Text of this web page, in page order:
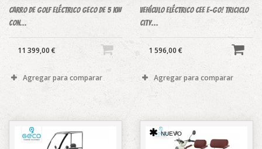
Carro de golf eléctrico GECO de 5 kW
con...
11 399,00 €
Agregar para comparar
Vehículo eléctrico CEE E-GO! Triciclo
City...
1 596,00 €
Agregar para comparar
NUEVO